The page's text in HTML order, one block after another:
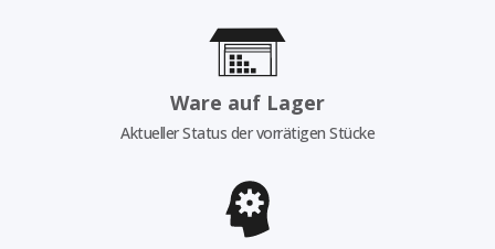
Ware auf Lager
Aktueller Status der vorrätigen Stücke